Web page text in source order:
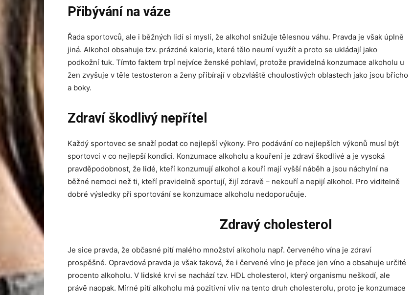
Přibývání na váze
Řada sportovců, ale i běžných lidí si myslí, že alkohol snižuje tělesnou váhu. Pravda je však úplně
jiná. Alkohol obsahuje tzv. prázdné kalorie, které tělo neumí využít a proto se ukládají jako
podkožní tuk. Tímto faktem trpí nejvíce ženské pohlaví, protože pravidelná konzumace alkoholu u
žen zvyšuje v těle testosteron a ženy přibírají v obzvláště choulostivých oblastech jako jsou břicho
a boky.
Zdraví škodlivý nepřítel
Každý sportovec se snaží podat co nejlepší výkony. Pro podávání co nejlepších výkonů musí být
sportovci v co nejlepší kondici. Konzumace alkoholu a kouření je zdraví škodlivé a je vysoká
pravděpodobnost, že lidé, kteří konzumují alkohol a kouří mají vyšší náběh a jsou náchylní na
běžné nemoci než ti, kteří pravidelně sportují, žijí zdravě – nekouří a nepijí alkohol. Pro viditelně
dobré výsledky při sportování se konzumace alkoholu nedoporučuje.
Zdravý cholesterol
Je sice pravda, že občasné pití malého množství alkoholu např. červeného vína je zdraví
prospěšné. Opravdová pravda je však taková, že i červené víno je přece jen víno a obsahuje určité
procento alkoholu. V lidské krvi se nachází tzv. HDL cholesterol, který organismu neškodí, ale
právě naopak. Mírné pití alkoholu má pozitivní vliv na tento druh cholesterolu, proto je konzumace